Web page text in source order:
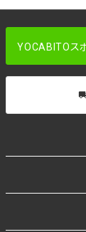
YOCABITOス